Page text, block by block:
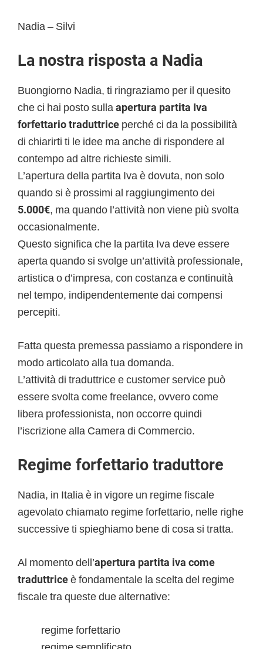
Nadia – Silvi
La nostra risposta a Nadia
Buongiorno Nadia, ti ringraziamo per il quesito
che ci hai posto sulla apertura partita Iva
forfettario traduttrice perché ci da la possibilità
di chiarirti ti le idee ma anche di rispondere al
contempo ad altre richieste simili.
L’apertura della partita Iva è dovuta, non solo
quando si è prossimi al raggiungimento dei
5.000€, ma quando l’attività non viene più svolta
occasionalmente.
Questo significa che la partita Iva deve essere
aperta quando si svolge un’attività professionale,
artistica o d’impresa, con costanza e continuità
nel tempo, indipendentemente dai compensi
percepiti.
Fatta questa premessa passiamo a rispondere in
modo articolato alla tua domanda.
L’attività di traduttrice e customer service può
essere svolta come freelance, ovvero come
libera professionista, non occorre quindi
l’iscrizione alla Camera di Commercio.
Regime forfettario traduttore
Nadia, in Italia è in vigore un regime fiscale
agevolato chiamato regime forfettario, nelle righe
successive ti spieghiamo bene di cosa si tratta.
Al momento dell’apertura partita iva come
traduttriceè fondamentale la scelta del regime
fiscale tra queste due alternative:
regime forfettario